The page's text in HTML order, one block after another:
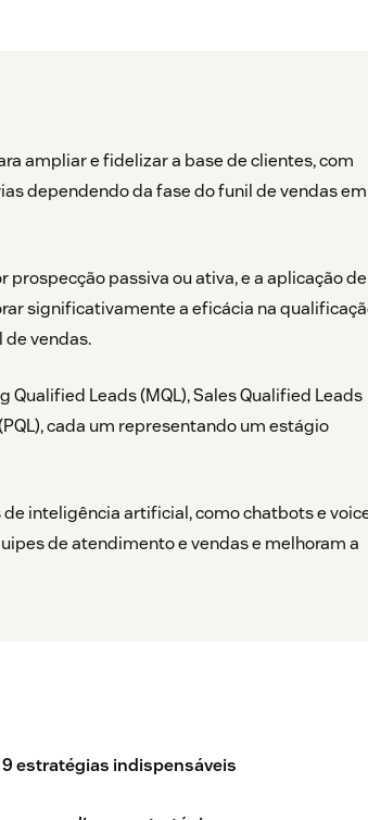
ampliar e fidelizar a base de clientes, com
dependendo da fase do funil de vendas em
passiva ou ativa, e a aplicação de
significativamente a eficácia na
de vendas.
Qualified Leads (MQL), Sales Qualified Leads
cada um representando um estágio
inteligência artificial, como chatbots e
de atendimento e vendas e melhoram a
estratégias indispensáveis